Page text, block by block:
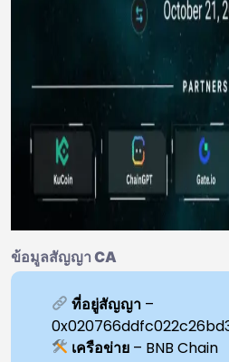
ข้อมูลสัญญา CA
ที่อยู่สัญญา –
เครือข่าย – BNB Chain